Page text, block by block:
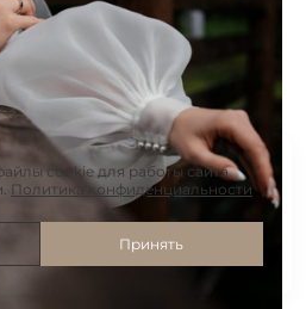
cookie для работы сайта
Политика конфиденциальности
Принять